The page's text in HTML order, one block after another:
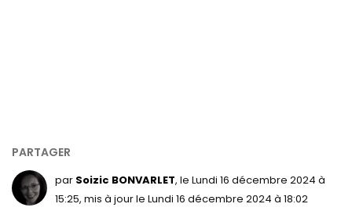
par Soizic BONVARLET, le Lundi 16 décembre 2024 à
15:25, mis à jour le Lundi 16 décembre 2024 à 18:02